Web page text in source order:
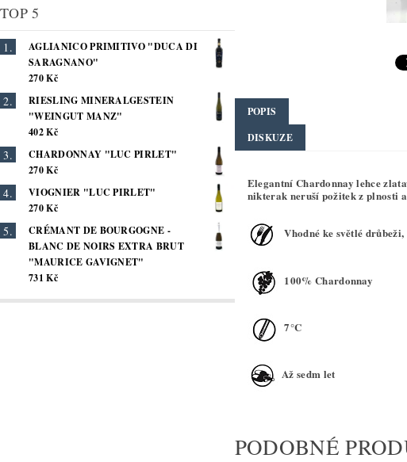
TOP 5
AGLIANICO PRIMITIVO "DUCA DI
SARAGNANO"
270 Kč
RIESLING MINERALGESTEIN
"WEINGUT MANZ"
402 Kč
CHARDONNAY "LUC PIRLET"
270 Kč
VIOGNIER "LUC PIRLET"
270 Kč
CRÉMANT DE BOURGOGNE -
BLANC DE NOIRS EXTRA BRUT
"MAURICE GAVIGNET"
731 Kč
POPIS
DISKUZE
Elegantní Chardonnay lehce
nikterak neruší požitek z plnosti
Vhodné ke světlé
100% Chardonnay
7°C
Až sedm let
PODOBNÉ